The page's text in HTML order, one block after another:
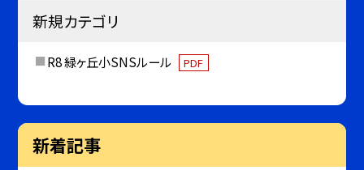
新規カテゴリ
R8 緑ヶ丘小SNSルール PDF
新着記事